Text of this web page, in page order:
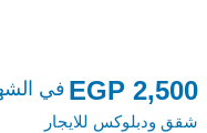
EGP 2,500 في
شقق ودبلوكس للايجار